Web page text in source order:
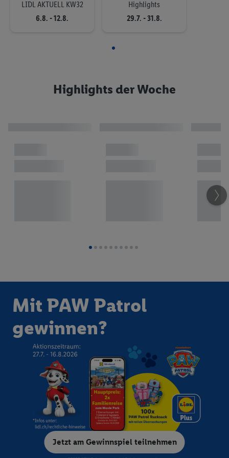
Vileda® Produkte für ein
sauberes Zuhause
LIDL AKTUELL KW32
6.8. - 12.8.
Highlights
29.7. - 31.8.
Highlights der Woche
Jetzt am Gewinnspiel teilnehmen
Mit PAW Patrol
gewinnen?